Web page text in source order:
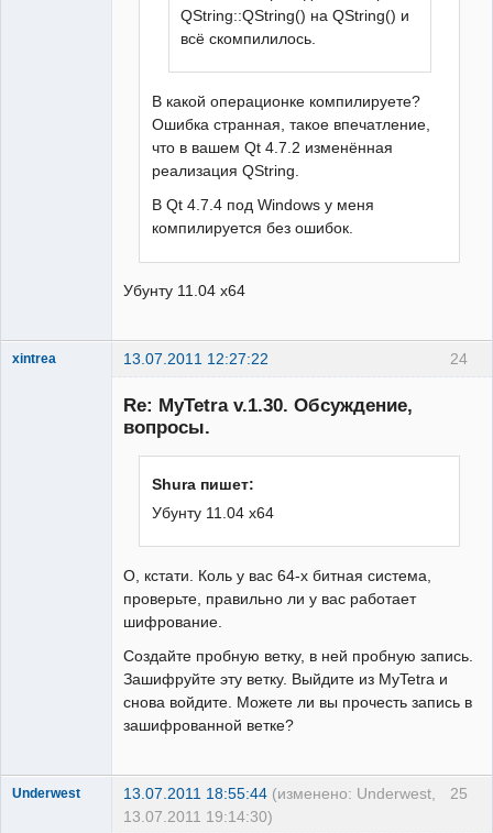
QString::QString() на QString() и
всё скомпилилось.
В какой операционке компилируете?
Ошибка странная, такое впечатление,
что в вашем Qt 4.7.2 изменённая
реализация QString.
В Qt 4.7.4 под Windows у меня
компилируется без ошибок.
Убунту 11.04 x64
24
xintrea 13.07.2011 12:27:22
Re: MyTetra v.1.30. Обсуждение,
вопросы.
Shura пишет:
Убунту 11.04 x64
О, кстати. Коль у вас 64-х битная система,
проверьте, правильно ли у вас работает
шифрование.
Создайте пробную ветку, в ней пробную запись.
Зашифруйте эту ветку. Выйдите из MyTetra и
снова войдите. Можете ли вы прочесть запись в
зашифрованной ветке?
25
Underwest 13.07.2011 18:55:44 (изменено: Underwest,
13.07.2011 19:14:30)